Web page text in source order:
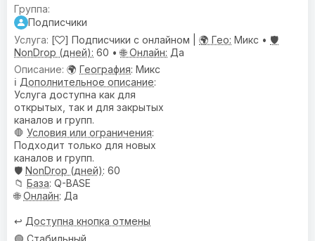
Подписчики
[
] Подписчики с онлайном | 🌍 Гео: Микс • 🛡️
NonDrop (дней): 60 •🌐 Онлайн: Да
🌍 География: Микс
ℹ️ Дополнительное описание:
Услуга доступна как для
открытых, так и для закрытых
каналов и групп.
🛑 Условия или ограничения:
Подходит только для новых
каналов и групп.
🛡️ NonDrop (дней): 60
📁 База: Q-BASE
🌐Онлайн: Да
↩️ Доступна кнопка отмены
🟢 Стабильный